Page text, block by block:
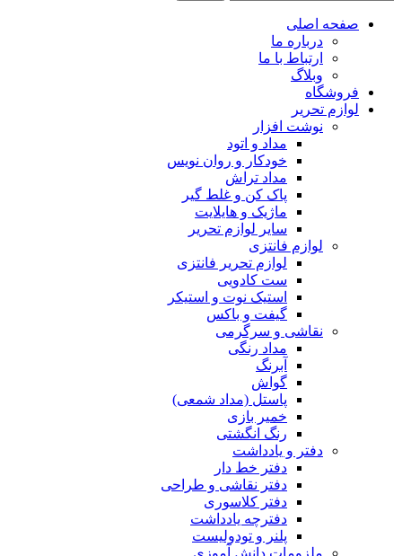
صفحه اصلی
درباره ما
ارتباط با ما
وبلاگ
فروشگاه
لوازم تحریر
نوشت افزار
مداد و اتود
خودکار و روان نویس
مداد تراش
پاک کن و غلط گیر
ماژیک و هایلایت
سایر لوازم تحریر
لوازم فانتزی
لوازم تحریر فانتزی
ست کادویی
استیک نوت و استیکر
گیفت و باکس
نقاشی و سرگرمی
مداد رنگی
آبرنگ
گواش
پاستل (مداد شمعی)
خمیر بازی
رنگ انگشتی
دفتر و یادداشت
دفتر خط دار
دفتر نقاشی و طراحی
دفتر کلاسوری
دفترچه یادداشت
پلنر و تودولیست
ملزومات دانش آموزی